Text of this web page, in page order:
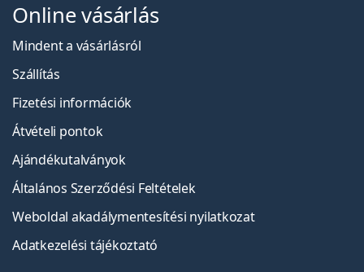
Online vásárlás
Mindent a vásárlásról
Szállítás
Fizetési információk
Átvételi pontok
Ajándékutalványok
Általános Szerződési Feltételek
Weboldal akadálymentesítési nyilatkozat
Adatkezelési tájékoztató